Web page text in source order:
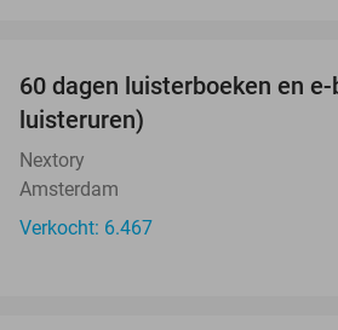
60 dagen luisterboeken en
luisteruren)
Nextory
Amsterdam
Verkocht: 6.467